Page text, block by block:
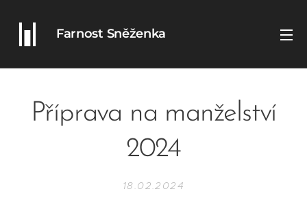
Farnost Sněženka
Příprava na manželství
2024
18.02.2024